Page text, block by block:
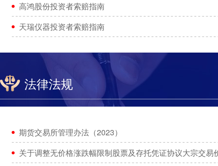
高鸿股份投资者索赔指南
天瑞仪器投资者索赔指南
法律法规
期货交易所管理办法（2023）
关于调整无价格涨跌幅限制股票及存托凭证协议大宗交易